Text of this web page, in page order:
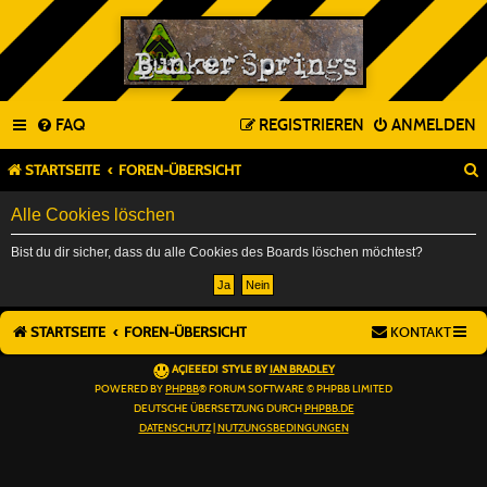
FAQ ANMELDEN
REGISTRIEREN
STARTSEITE FOREN-ÜBERSICHT
Alle Cookies löschen
Bist du dir sicher, dass du alle Cookies des Boards löschen möchtest?
STARTSEITE FOREN-ÜBERSICHT KONTAKT
AÇIEEED! STYLE BY IAN BRADLEY
POWERED BY PHPBB® FORUM SOFTWARE © PHPBB LIMITED
DEUTSCHE ÜBERSETZUNG DURCH PHPBB.DE
DATENSCHUTZ| NUTZUNGSBEDINGUNGEN